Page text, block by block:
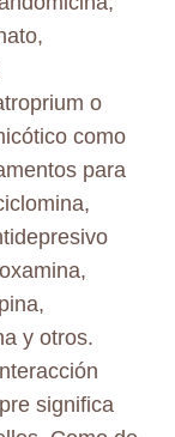
o
como
para
y otros.
significa